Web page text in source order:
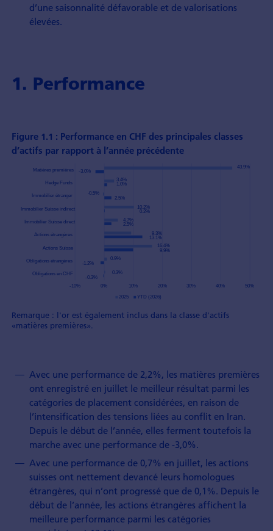
d’une saisonnalité défavorable et de valorisations
élevées.
1. Performance
Figure 1.1 : Performance en CHF des principales classes
d’actifs par rapport à l’année précédente
Remarque : l'or est également inclus dans la classe d'actifs
«matières premières».
Avec une performance de 2,2%, les matières premières
ont enregistré en juillet le meilleur résultat parmi les
catégories de placement considérées, en raison de
l’intensification des tensions liées au conflit en Iran.
Depuis le début de l’année, elles ferment toutefois la
marche avec une performance de -3,0%.
Avec une performance de 0,7% en juillet, les actions
suisses ont nettement devancé leurs homologues
étrangères, qui n’ont progressé que de 0,1%. Depuis le
début de l’année, les actions étrangères affichent la
meilleure performance parmi les catégories